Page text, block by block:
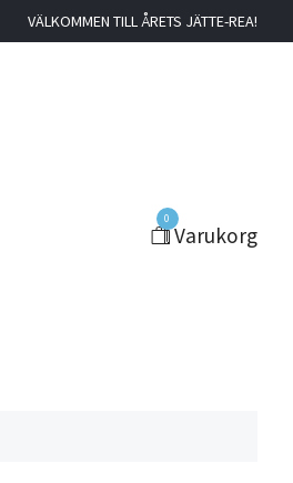
VÄLKOMMEN TILL ÅRETS JÄTTE-REA!
0
Varukorg